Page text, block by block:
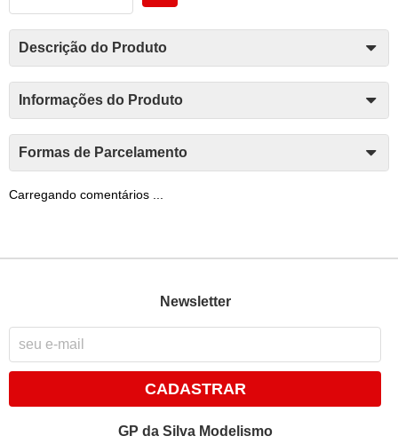
Descrição do Produto
Informações do Produto
Formas de Parcelamento
Carregando comentários ...
Newsletter
CADASTRAR
GP da Silva Modelismo